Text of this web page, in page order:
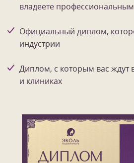
владеете
Официальный диплом,
индустрии
Диплом, с которым вас ждут
и клиниках